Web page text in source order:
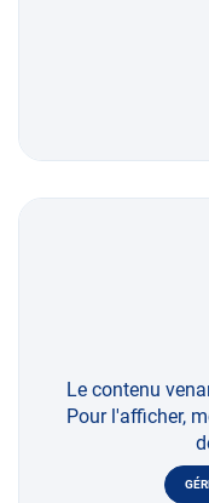
Le contenu
Pour l'afficher,